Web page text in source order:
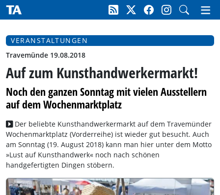
VERANSTALTUNGEN
Travemünde 19.08.2018
Auf zum Kunsthandwerkermarkt!
Noch den ganzen Sonntag mit vielen Ausstellern
auf dem Wochenmarktplatz
Der beliebte Kunsthandwerkermarkt auf dem Travemünder
Wochenmarktplatz (Vorderreihe) ist wieder gut besucht. Auch
am Sonntag (19. August 2018) kann man hier unter dem Motto
»Lust auf Kunsthandwerk« noch nach schönen
handgefertigten Dingen stöbern.